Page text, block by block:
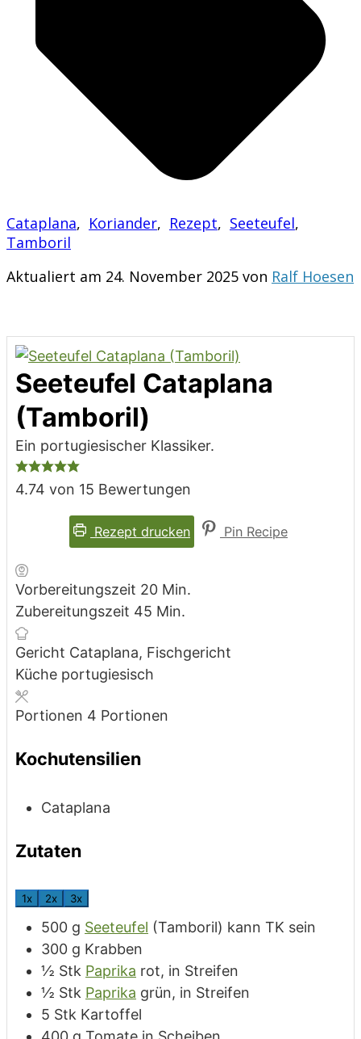
Cataplana, Koriander, Rezept, Seeteufel,
Tamboril
Aktualiert am 24. November 2025 von Ralf Hoesen
Seeteufel Cataplana
(Tamboril)
Ein portugiesischer Klassiker.
4.74 von 15 Bewertungen
Rezept drucken Pin Recipe
Vorbereitungszeit 20Minuten
Min.
Zubereitungszeit 45 Minuten
Min.
Gericht Cataplana, Fischgericht
Küche portugiesisch
Portionen 4 Portionen
Kochutensilien
Cataplana
Zutaten
1x 2x 3x
500 g Seeteufel (Tamboril) kann TK sein
300 g Krabben
½ Stk Paprika rot, in Streifen
½ Stk Paprika grün, in Streifen
5 Stk Kartoffel